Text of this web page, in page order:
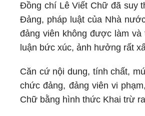
Đồng chí Lê Viết Chữ đã suy
Đảng, pháp luật của Nhà
đảng viên không được làm
luận bức xúc, ảnh hưởng rất
Căn cứ nội dung, tính chất,
chức đảng, đảng viên vi
Chữ bằng hình thức Khai trừ